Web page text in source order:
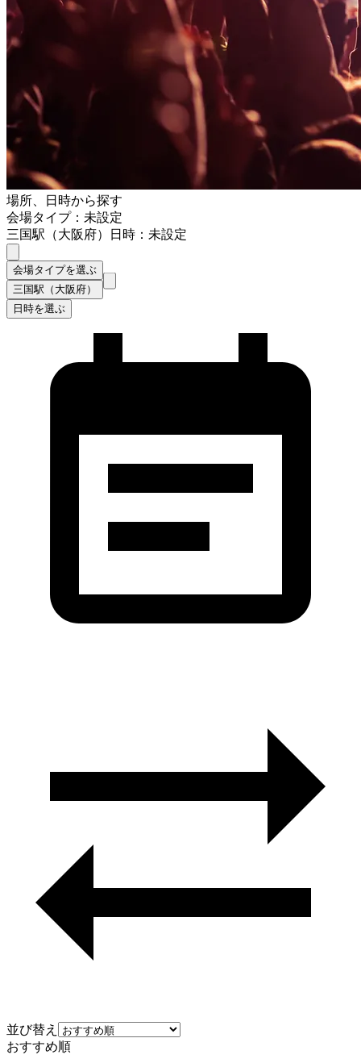
場所、日時から探す
会場タイプ：未設定
三国駅（大阪府）
日時：未設定
会場タイプを選ぶ
三国駅（大阪府）
日時を選ぶ
並び替え
おすすめ順